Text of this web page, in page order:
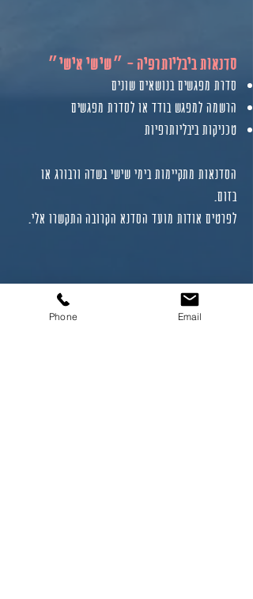
סדנאות ביבליותרפיה - ״שישי אישי״
סדרת מפגשים בנושאים שונים
הרשמה למפגש בודד או לסדרת מפגשים
טכניקות ביבליותרפיות
הסדנאות מתקיימות בימי שישי בשדה ורבורג או
בזום.
לפרטים אודות מועד הסדנא הקרובה התקשרו אלי.
Phone Email